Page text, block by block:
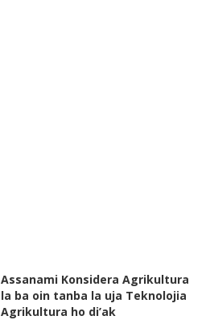
Assanami Konsidera Agrikultura
la ba oin tanba la uja Teknolojia
Agrikultura ho di’ak